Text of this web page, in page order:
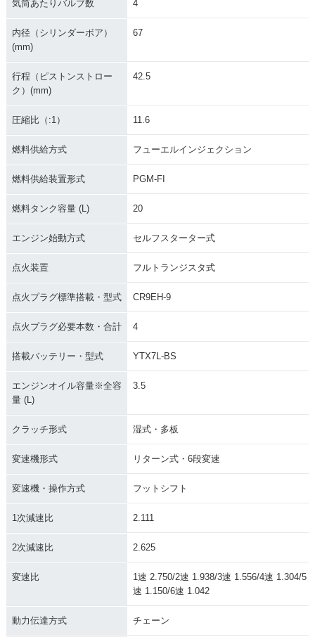
気筒あたりバルブ数 4
内径（シリンダーボア）
(mm)
67
行程（ピストンストロー
ク）(mm)
42.5
圧縮比（:1） 11.6
燃料供給方式 フューエルインジェクション
燃料供給装置形式 PGM-FI
燃料タンク容量 (L) 20
エンジン始動方式 セルフスターター式
点火装置 フルトランジスタ式
点火プラグ標準搭載・型式 CR9EH-9
点火プラグ必要本数・合計 4
搭載バッテリー・型式 YTX7L-BS
エンジンオイル容量※全容
量 (L)
3.5
クラッチ形式 湿式・多板
変速機形式 リターン式・6段変速
変速機・操作方式 フットシフト
1次減速比 2.111
2次減速比 2.625
変速比
1速 2.750/2速 1.938/3速 1.556/4速 1.304/5
速 1.150/6速 1.042
動力伝達方式 チェーン